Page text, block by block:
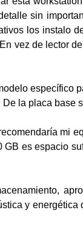
sin
los instalo
vez de lector
específico
la placa base
mi
GB es espacio
y